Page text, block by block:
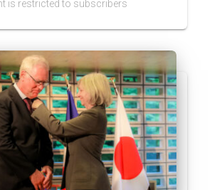
is restricted to subscribers